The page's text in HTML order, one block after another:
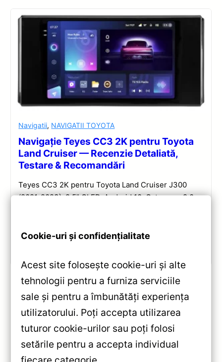
Navigatii, NAVIGATII TOYOTA
Navigație Teyes CC3 2K pentru Toyota
Land Cruiser — Recenzie Detaliată,
Testare & Recomandări
Teyes CC3 2K pentru Toyota Land Cruiser J300
(2021-2023): 9.5” QLED, Android 10, Octa-core 2.0
«Navigatie Auto Teyes CC3 360°
Hyundai i10 2019-2023
6+128GB 9″ QLED — Recenzie
Cookie-uri și confidențialitate
Acest site folosește cookie-uri și alte
tehnologii pentru a furniza serviciile
sale și pentru a îmbunătăți experiența
utilizatorului. Poți accepta utilizarea
tuturor cookie-urilor sau poți folosi
setările pentru a accepta individual